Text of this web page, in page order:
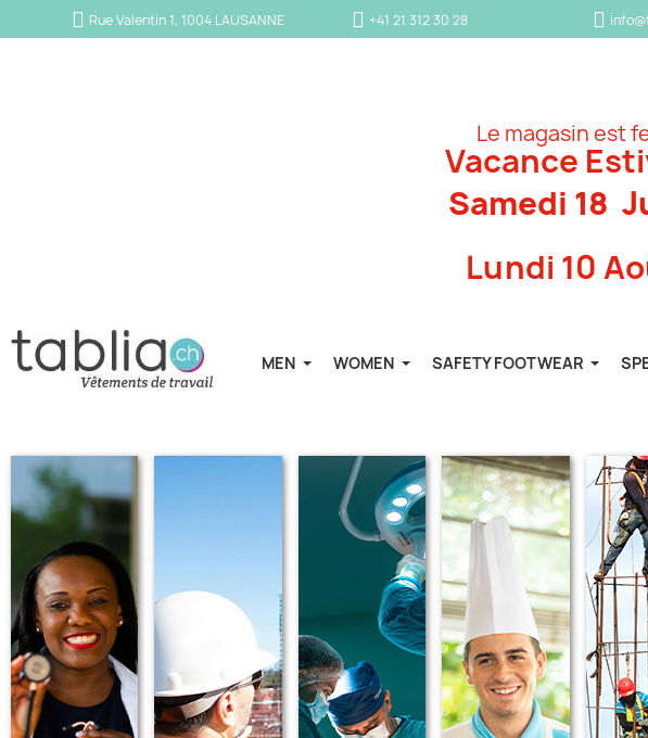
Rue Valentin 1, 1004 LAUSANNE +41 21 312 30 28
Le magasin est
Vacance
Samedi 18
Lundi 10
MEN WOMEN SAFETY FOOTWEAR